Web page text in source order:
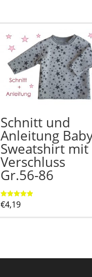
Schnitt und
Anleitung
Sweatshirt mit
Verschluss
Gr.56-86
Bewertet mit
5.00
€4,19